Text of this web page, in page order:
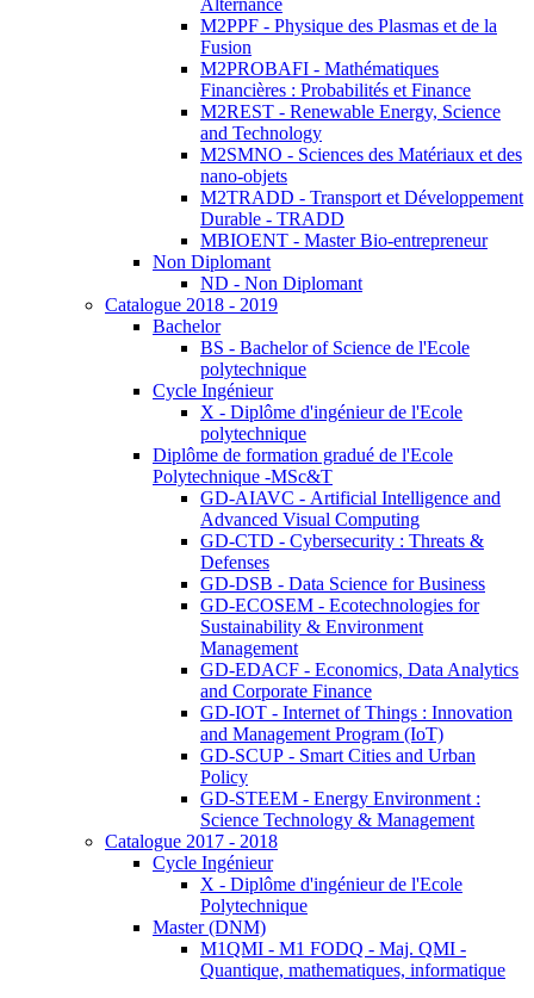
Alternance
M2PPF - Physique des Plasmas et de la
Fusion
M2PROBAFI - Mathématiques
Financières : Probabilités et Finance
M2REST - Renewable Energy, Science
and Technology
M2SMNO - Sciences des Matériaux et des
nano-objets
M2TRADD - Transport et Développement
Durable - TRADD
MBIOENT - Master Bio-entrepreneur
Non Diplomant
ND - Non Diplomant
Catalogue 2018 - 2019
Bachelor
BS - Bachelor of Science de l'Ecole
polytechnique
Cycle Ingénieur
X - Diplôme d'ingénieur de l'Ecole
polytechnique
Diplôme de formation gradué de l'Ecole
Polytechnique -MSc&T
GD-AIAVC - Artificial Intelligence and
Advanced Visual Computing
GD-CTD - Cybersecurity : Threats &
Defenses
GD-DSB - Data Science for Business
GD-ECOSEM - Ecotechnologies for
Sustainability & Environment
Management
GD-EDACF - Economics, Data Analytics
and Corporate Finance
GD-IOT - Internet of Things : Innovation
and Management Program (IoT)
GD-SCUP - Smart Cities and Urban
Policy
GD-STEEM - Energy Environment :
Science Technology & Management
Catalogue 2017 - 2018
Cycle Ingénieur
X - Diplôme d'ingénieur de l'Ecole
Polytechnique
Master (DNM)
M1QMI - M1 FODQ - Maj. QMI -
Quantique, mathematiques, informatique